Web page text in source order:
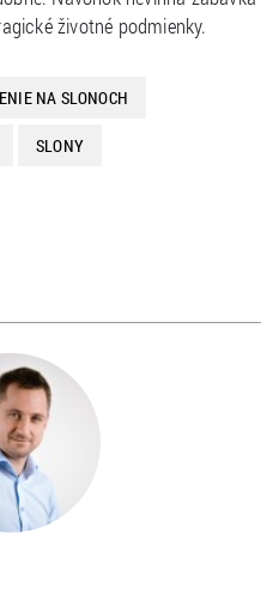
životné podmienky.
NA SLONOCH
SLONY